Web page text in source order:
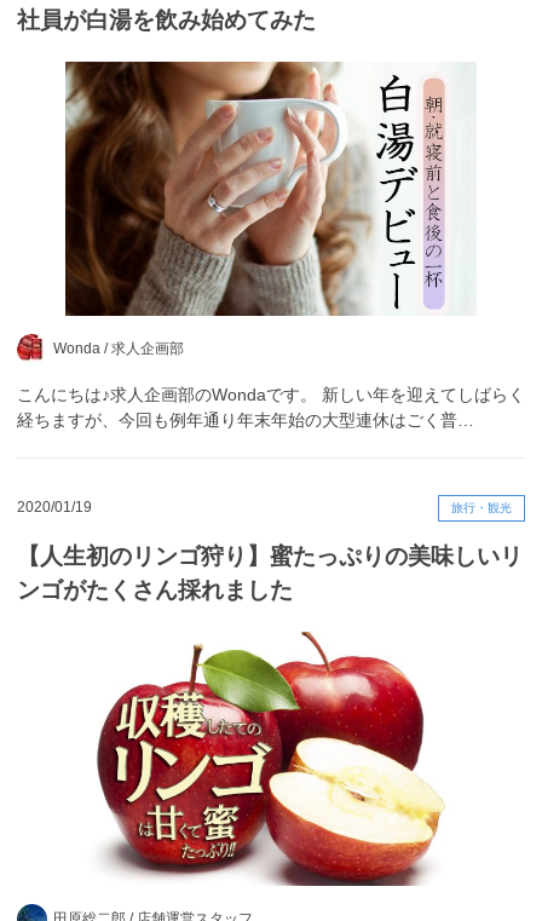
社員が白湯を飲み始めてみた
Wonda /求人企画部
こんにちは♪求人企画部のWondaです。 新しい年を迎えてしばらく
経ちますが、今回も例年通り年末年始の大型連休はごく普…
2020/01/19 旅行・観光
【人生初のリンゴ狩り】蜜たっぷりの美味しいリ
ンゴがたくさん採れました